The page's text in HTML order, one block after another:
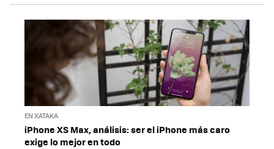
EN XATAKA
iPhone XS Max, análisis: ser el iPhone más caro
exige lo mejor en todo